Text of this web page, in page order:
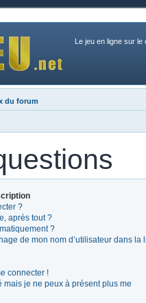
Le jeu en ligne sur le
du forum
?
après tout ?
?
de mon nom d’utilisateur dans la
connecter !
mais je ne peux à présent plus me